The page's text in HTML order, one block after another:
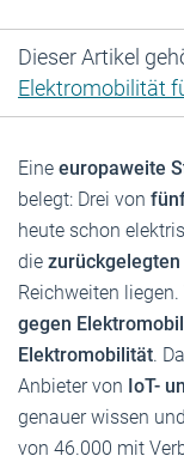
Dieser Artikel
Elektromobilität
Eine europaweite
belegt: Drei von
heute schon
die
Reichweiten liegen.
gegen
Elektromobilität.
Anbieter von IoT-
genauer wissen
von 46.000 mit